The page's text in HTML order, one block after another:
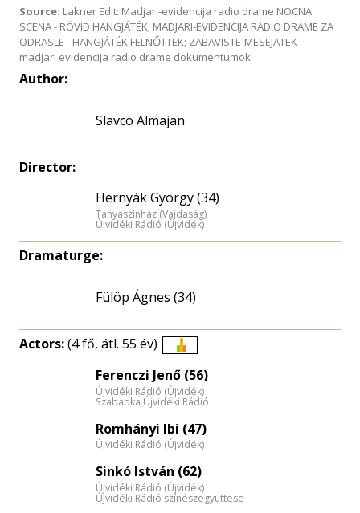
Source: Lakner Edit: Madjari-evidencija radio drame NOCNA
SCENA - RÖVID HANGJÁTÉK; MADJARI-EVIDENCIJA RADIO DRAME ZA
ODRASLE - HANGJÁTÉK FELNŐTTEK; ZABAVISTE-MESEJATEK -
madjari evidencija radio drame dokumentumok
Author:
Slavco Almajan
Director:
Hernyák György (34)
Tanyaszínház (Vajdaság)
Újvidéki Rádió (Újvidék)
Dramaturge:
Fülöp Ágnes (34)
Actors:(4 fő, átl. 55 év)
eloszlás
nagyítása
Ferenczi Jenő (56)
Újvidéki Rádió (Újvidék)
Szabadka Újvidéki Rádió
Romhányi Ibi (47)
Újvidéki Rádió (Újvidék)
Sinkó István (62)
Újvidéki Rádió (Újvidék)
Újvidéki Rádió színészegyüttese